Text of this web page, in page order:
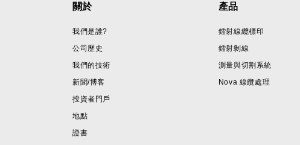
Footer
關於
我們是誰?
公司歷史
我們的技術
新聞/博客
投資者門戶
地點
證書
產品
鐳射線纜標印
鐳射剝線
測量與切割系統
Nova 線纜處理